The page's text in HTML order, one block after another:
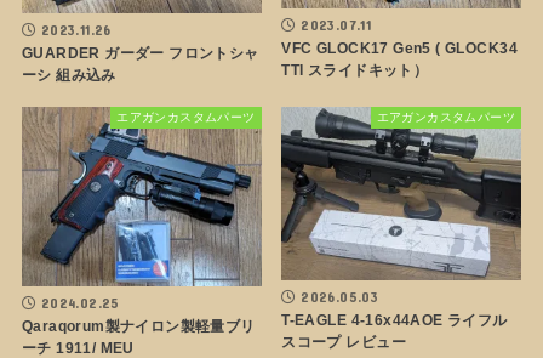
2023.11.26
GUARDER ガーダー フロントシャ
ーシ 組み込み
2023.07.11
VFC GLOCK17 Gen5 ( GLOCK34
TTI スライドキット）
エアガンカスタムパーツ
2024.02.25
Qaraqorum製ナイロン製軽量ブリ
ーチ 1911/ MEU
エアガンカスタムパーツ
2026.05.03
T-EAGLE 4-16x44AOE ライフル
スコープ レビュー